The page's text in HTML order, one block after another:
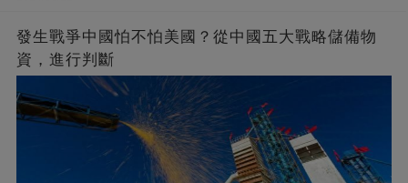
發生戰爭中國怕不怕美國？從中國五大戰略儲備物
資，進行判斷